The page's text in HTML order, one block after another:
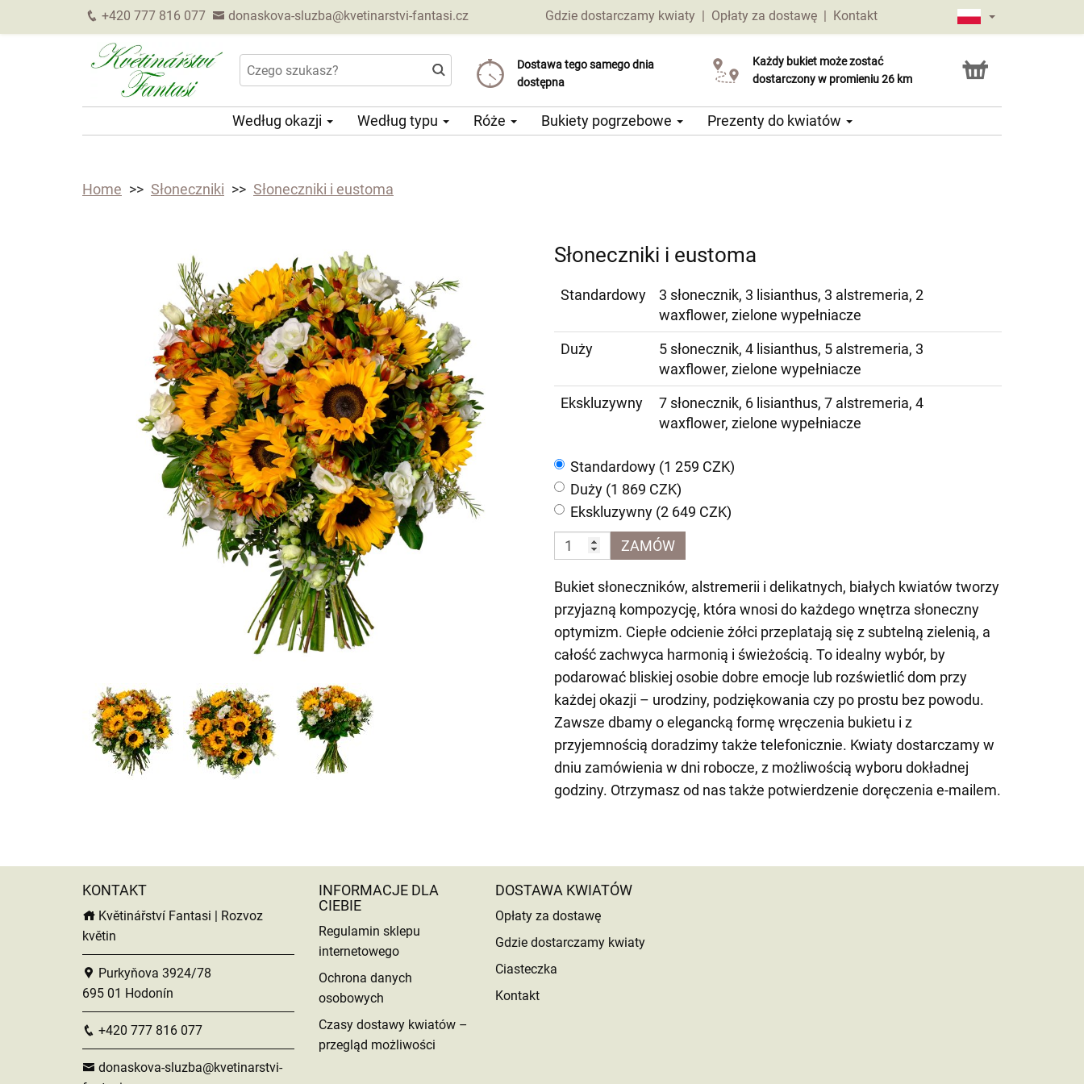
+420 777 816 077 donaskova-sluzba@kvetinarstvi-fantasi.cz Gdzie dostarczamy kwiaty | Opłaty za dostawę | Kontakt
Dostawa tego samego dnia
dostępna
Koszt dostawy już od 69 CZK
Wybierz datę dostawy
Każdy bukiet może zostać
dostarczony w promieniu 26 km
Usługa Click & Collect
Według okazji Według typu Róże Bukiety pogrzebowe Prezenty do kwiatów
Home Słoneczniki Słoneczniki i eustoma
Słoneczniki i eustoma
Standardowy
3 słonecznik, 3 lisianthus, 3 alstremeria, 2
waxflower, zielone wypełniacze
Duży
5 słonecznik, 4 lisianthus, 5 alstremeria, 3
waxflower, zielone wypełniacze
Ekskluzywny
7 słonecznik, 6 lisianthus, 7 alstremeria, 4
waxflower, zielone wypełniacze
Standardowy (1 259 CZK)
Duży (1 869 CZK)
Ekskluzywny (2 649 CZK)
ZAMÓW
Bukiet słoneczników, alstremerii i delikatnych, białych kwiatów tworzy
przyjazną kompozycję, która wnosi do każdego wnętrza słoneczny
optymizm. Ciepłe odcienie żółci przeplatają się z subtelną zielenią, a
całość zachwyca harmonią i świeżością. To idealny wybór, by
podarować bliskiej osobie dobre emocje lub rozświetlić dom przy
każdej okazji – urodziny, podziękowania czy po prostu bez powodu.
Zawsze dbamy o elegancką formę wręczenia bukietu i z
przyjemnością doradzimy także telefonicznie. Kwiaty dostarczamy w
dniu zamówienia w dni robocze, z możliwością wyboru dokładnej
godziny. Otrzymasz od nas także potwierdzenie doręczenia e-mailem.
KONTAKT
Květinářství Fantasi | Rozvoz
květin
Purkyňova 3924/78
695 01 Hodonín
+420 777 816 077
donaskova-sluzba@kvetinarstvi-
INFORMACJE DLA
CIEBIE
Regulamin sklepu
internetowego
Ochrona danych
osobowych
Czasy dostawy kwiatów –
przegląd możliwości
DOSTAWA KWIATÓW
Opłaty za dostawę
Gdzie dostarczamy kwiaty
Ciasteczka
Kontakt